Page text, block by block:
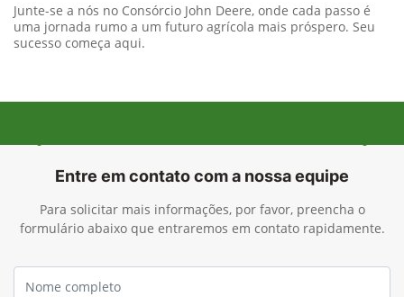
Junte-se a nós no Consórcio John Deere, onde cada passo é
uma jornada rumo a um futuro agrícola mais próspero. Seu
sucesso começa aqui.
Entre em contato com a nossa equipe
Para solicitar mais informações, por favor, preencha o
formulário abaixo que entraremos em contato rapidamente.